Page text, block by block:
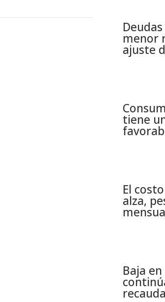
menor
ajuste
tiene
El
alza,
Baja